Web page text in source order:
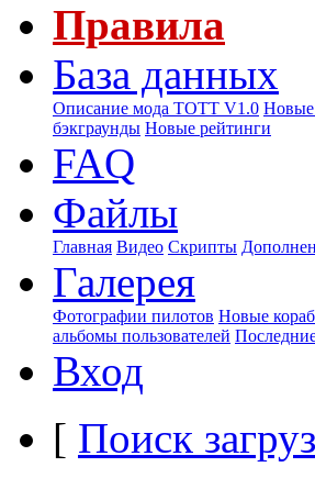
Правила
База данных
Описание мода ТОТТ V1.0 Новые
бэкграунды Новые рейтинги
FAQ
Файлы
Главная Видео Скрипты
Галерея
Фотографии пилотов Новые
альбомы пользователей
Вход
[ Поиск